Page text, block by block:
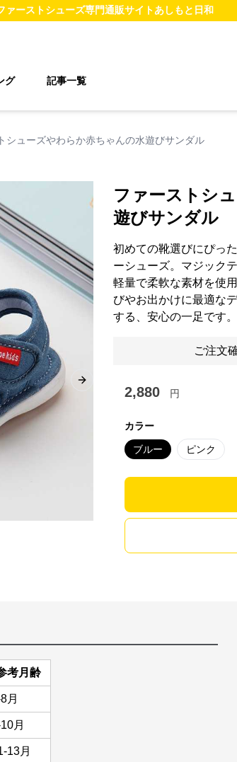
ァーストシューズ専門通販サイトあしもと日和
グ 記事一覧
シューズやわらか赤ちゃんの水遊びサンダル
Next slide
ファーストシ
遊びサンダル
初めての靴選びにぴっ
ーシューズ。マジック
軽量で柔軟な素材を使
びやお出かけに最適な
する、安心の一足です。
ご注文
2,880 円
カラー
ブルー ピンク
考月齢
月
月
13月